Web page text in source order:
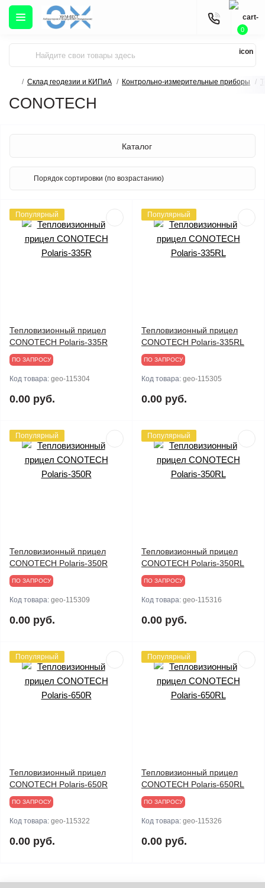
0
Склад геодезии и КИПиА Контрольно-измерительные приборы
CONOTECH
Каталог
Популярный
Тепловизионный прицел
CONOTECH Polaris-335R
ПО ЗАПРОСУ
Код товара: geo-115304
0.00 руб.
Популярный
Тепловизионный прицел
CONOTECH Polaris-335RL
ПО ЗАПРОСУ
Код товара: geo-115305
0.00 руб.
Популярный
Тепловизионный прицел
CONOTECH Polaris-350R
ПО ЗАПРОСУ
Код товара: geo-115309
0.00 руб.
Популярный
Тепловизионный прицел
CONOTECH Polaris-350RL
ПО ЗАПРОСУ
Код товара: geo-115316
0.00 руб.
Популярный
Тепловизионный прицел
CONOTECH Polaris-650R
ПО ЗАПРОСУ
Код товара: geo-115322
0.00 руб.
Популярный
Тепловизионный прицел
CONOTECH Polaris-650RL
ПО ЗАПРОСУ
Код товара: geo-115326
0.00 руб.